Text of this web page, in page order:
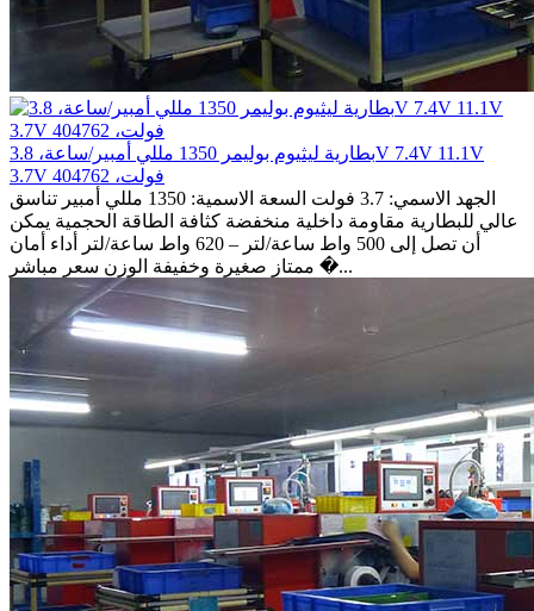
بطارية ليثيوم بوليمر 1350 مللي أمبير/ساعة، 3.8V 7.4V 11.1V
3.7V فولت، 404762
الجهد الاسمي: 3.7 فولت السعة الاسمية: 1350 مللي أمبير تناسق
عالي للبطارية مقاومة داخلية منخفضة كثافة الطاقة الحجمية يمكن
أن تصل إلى 500 واط ساعة/لتر – 620 واط ساعة/لتر أداء أمان
ممتاز صغيرة وخفيفة الوزن سعر مباشر �...